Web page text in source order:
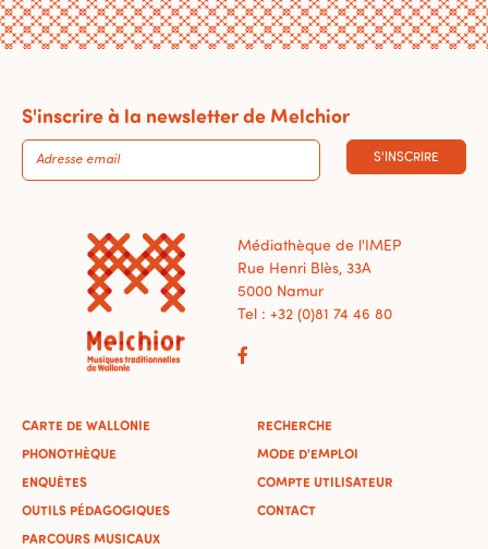
S'inscrire à la newsletter de Melchior
S'INSCRIRE
Médiathèque de l'IMEP
Rue Henri Blès, 33A
5000 Namur
Tel : +32 (0)81 74 46 80
CARTE DE WALLONIE
PHONOTHÈQUE
ENQUÊTES
OUTILS PÉDAGOGIQUES
PARCOURS MUSICAUX
RECHERCHE
MODE D'EMPLOI
COMPTE UTILISATEUR
CONTACT